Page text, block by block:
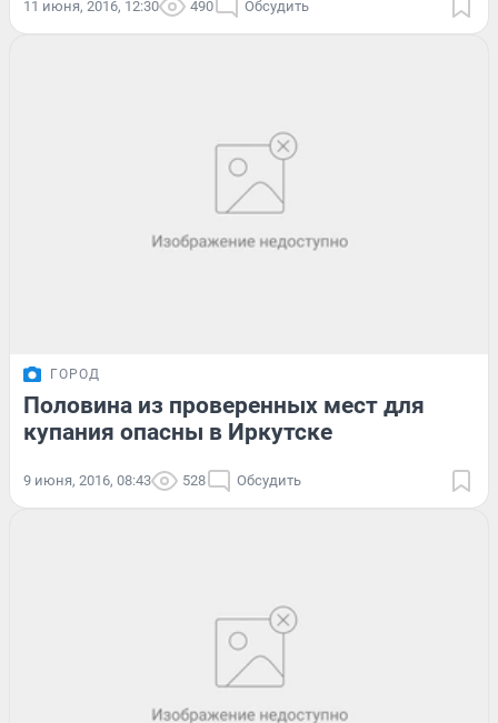
11 июня, 2016, 12:30 490 Обсудить
ГОРОД
Половина из проверенных мест для
купания опасны в Иркутске
9 июня, 2016, 08:43 528 Обсудить